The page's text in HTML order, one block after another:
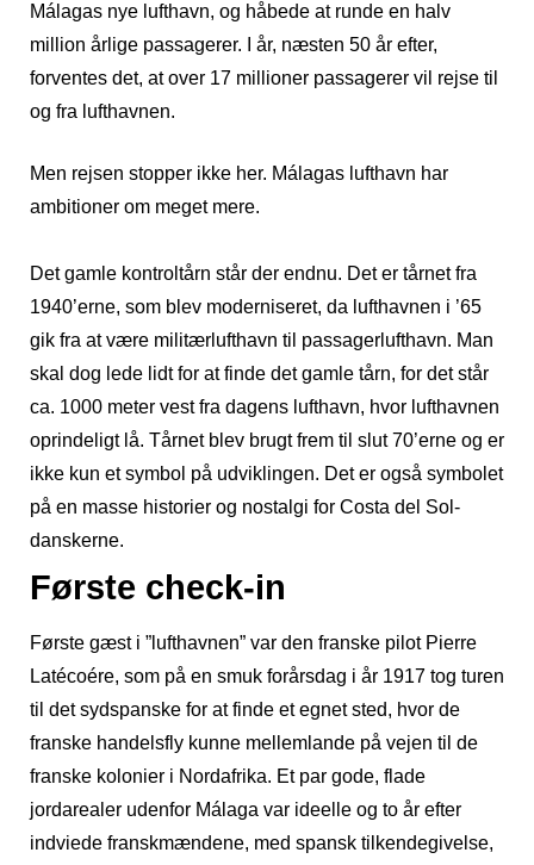
Málagas nye lufthavn, og håbede at runde en halv
million årlige passagerer. I år, næsten 50 år efter,
forventes det, at over 17 millioner passagerer vil rejse til
og fra lufthavnen.
Men rejsen stopper ikke her. Málagas lufthavn har
ambitioner om meget mere.
Det gamle kontroltårn står der endnu. Det er tårnet fra
1940’erne, som blev moderniseret, da lufthavnen i ’65
gik fra at være militærlufthavn til passagerlufthavn. Man
skal dog lede lidt for at finde det gamle tårn, for det står
ca. 1000 meter vest fra dagens lufthavn, hvor lufthavnen
oprindeligt lå. Tårnet blev brugt frem til slut 70’erne og er
ikke kun et symbol på udviklingen. Det er også symbolet
på en masse historier og nostalgi for Costa del Sol-
danskerne.
Første check-in
Første gæst i ”lufthavnen” var den franske pilot Pierre
Latécoére, som på en smuk forårsdag i år 1917 tog turen
til det sydspanske for at finde et egnet sted, hvor de
franske handelsfly kunne mellemlande på vejen til de
franske kolonier i Nordafrika. Et par gode, flade
jordarealer udenfor Málaga var ideelle og to år efter
indviede franskmændene, med spansk tilkendegivelse,